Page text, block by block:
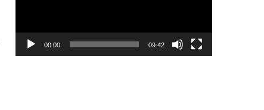
00:00 09:42